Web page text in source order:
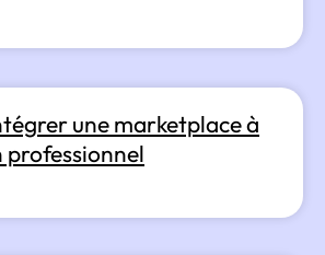
une marketplace à